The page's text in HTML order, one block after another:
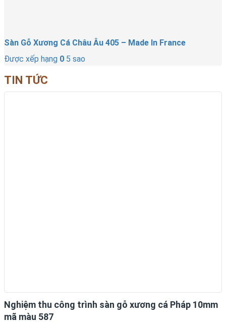
Sàn Gỗ Xương Cá Châu Âu 405 – Made In France
Được xếp hạng 0 5 sao
TIN TỨC
Nghiệm thu công trình sàn gỗ xương cá Pháp 10mm
mã màu 587